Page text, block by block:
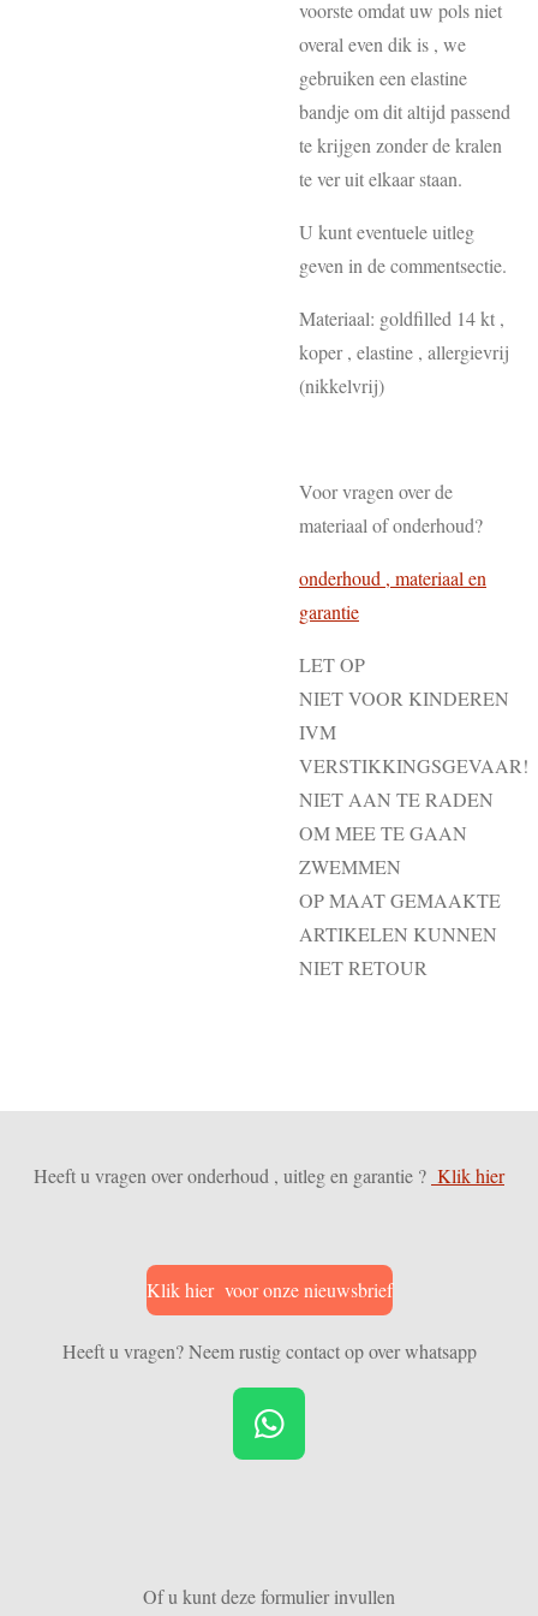
voorste omdat uw pols niet
overal even dik is , we
gebruiken een elastine
bandje om dit altijd passend
te krijgen zonder de kralen
te ver uit elkaar staan.
U kunt eventuele uitleg
geven in de commentsectie.
Materiaal: goldfilled 14 kt ,
koper , elastine , allergievrij
(nikkelvrij)
Voor vragen over de
materiaal of onderhoud?
onderhoud , materiaal en
garantie
LET OP
NIET VOOR KINDEREN
IVM
VERSTIKKINGSGEVAAR!
NIET AAN TE RADEN
OM MEE TE GAAN
ZWEMMEN
OP MAAT GEMAAKTE
ARTIKELEN KUNNEN
NIET RETOUR
Heeft u vragen over onderhoud , uitleg en garantie ? Klik hier
Klik hier voor onze nieuwsbrief
Heeft u vragen? Neem rustig contact op over whatsapp
W
h
A
Of u kunt deze formulier invullen